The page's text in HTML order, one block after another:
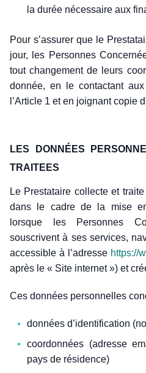
la durée nécessaire aux
Pour s’assurer que le
jour, les Personnes
tout changement de leurs
donnée, en le contactant
l’Article 1 et en joignant copie
LES DONNÉES
TRAITEES
Le Prestataire collecte et
dans le cadre de la mise
lorsque les Personnes
souscrivent à ses services,
accessible à l’adresse https://
après le « Site internet ») et
Ces données personnelles
données d’identification
coordonnées (adresse
pays de résidence)